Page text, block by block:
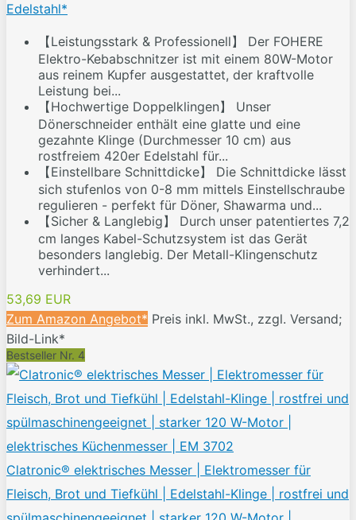
Edelstahl*
【Leistungsstark & Professionell】 Der FOHERE
Elektro-Kebabschnitzer ist mit einem 80W-Motor
aus reinem Kupfer ausgestattet, der kraftvolle
Leistung bei...
【Hochwertige Doppelklingen】 Unser
Dönerschneider enthält eine glatte und eine
gezahnte Klinge (Durchmesser 10 cm) aus
rostfreiem 420er Edelstahl für...
【Einstellbare Schnittdicke】 Die Schnittdicke lässt
sich stufenlos von 0-8 mm mittels Einstellschraube
regulieren - perfekt für Döner, Shawarma und...
【Sicher & Langlebig】 Durch unser patentiertes 7,2
cm langes Kabel-Schutzsystem ist das Gerät
besonders langlebig. Der Metall-Klingenschutz
verhindert...
53,69 EUR
Zum Amazon Angebot* Preis inkl. MwSt., zzgl. Versand;
Bild-Link*
Bestseller Nr. 4
Clatronic® elektrisches Messer | Elektromesser für
Fleisch, Brot und Tiefkühl | Edelstahl-Klinge | rostfrei und